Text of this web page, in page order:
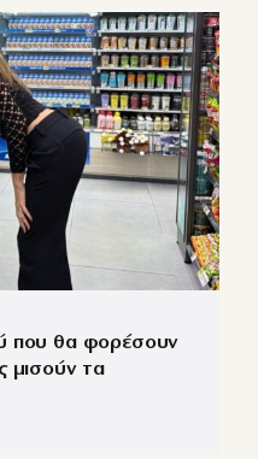
που θα φορέσουν
μισούν τα